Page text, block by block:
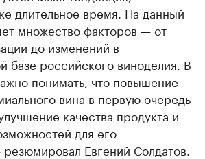
длительное время. На данный
множество факторов — от
до изменений в
базе российского виноделия. В
понимать, что повышение
вина в первую очередь
качества продукта и
для его
Евгений Солдатов.